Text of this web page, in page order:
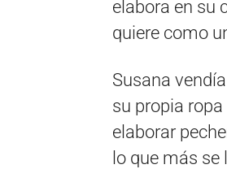
elabora en su
quiere como
Susana
su propia
elaborar
lo que más